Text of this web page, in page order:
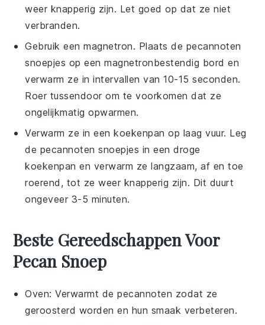
weer knapperig zijn. Let goed op dat ze niet
verbranden.
Gebruik een magnetron. Plaats de pecannoten
snoepjes op een magnetronbestendig bord en
verwarm ze in intervallen van 10-15 seconden.
Roer tussendoor om te voorkomen dat ze
ongelijkmatig opwarmen.
Verwarm ze in een koekenpan op laag vuur. Leg
de pecannoten snoepjes in een droge
koekenpan en verwarm ze langzaam, af en toe
roerend, tot ze weer knapperig zijn. Dit duurt
ongeveer 3-5 minuten.
Beste Gereedschappen Voor
Pecan Snoep
Oven: Verwarmt de pecannoten zodat ze
geroosterd worden en hun smaak verbeteren.